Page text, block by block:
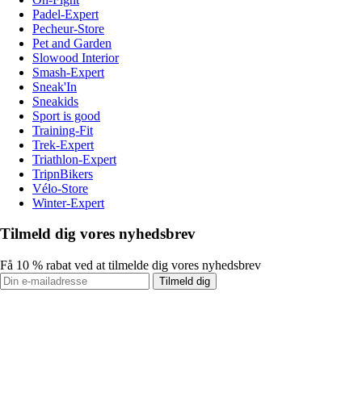
Padel-Expert
Pecheur-Store
Pet and Garden
Slowood Interior
Smash-Expert
Sneak'In
Sneakids
Sport is good
Training-Fit
Trek-Expert
Triathlon-Expert
TripnBikers
Vélo-Store
Winter-Expert
Tilmeld dig vores nyhedsbrev
Få 10 % rabat ved at tilmelde dig vores nyhedsbrev
Tilmeld dig